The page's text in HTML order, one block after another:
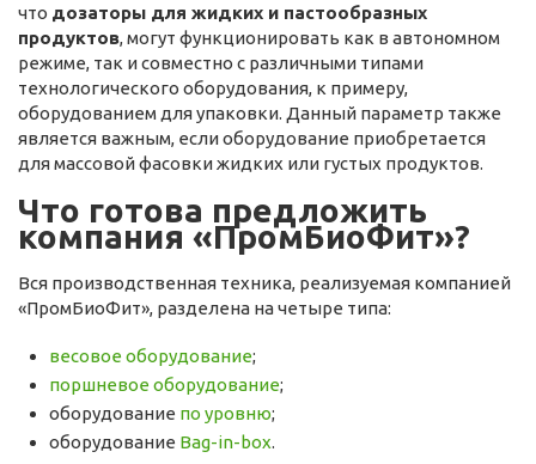
что дозаторы для жидких и пастообразных
продуктов, могут функционировать как в автономном
режиме, так и совместно с различными типами
технологического оборудования, к примеру,
оборудованием для упаковки. Данный параметр также
является важным, если оборудование приобретается
для массовой фасовки жидких или густых продуктов.
Что готова предложить
компания «ПромБиоФит»?
Вся производственная техника, реализуемая компанией
«ПромБиоФит», разделена на четыре типа:
весовое оборудование;
поршневое оборудование;
оборудование по уровню;
оборудование Bag-in-box.